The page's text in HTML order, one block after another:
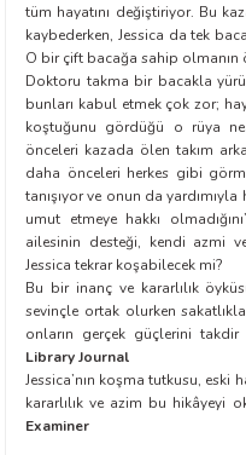
tüm hayatını değiştiriyor. Bu
kaybederken, Jessica da tek
O bir çift bacağa sahip olmanın
Doktoru takma bir bacakla
bunları kabul etmek çok zor;
koştuğunu gördüğü o rüya ne
önceleri kazada ölen takım
daha önceleri herkes gibi
tanışıyor ve onun da yardımıyla
umut etmeye hakkı
ailesinin desteği, kendi azmi
Jessica tekrar koşabilecek mi?
Bu bir inanç ve kararlılık
sevinçle ortak olurken
onların gerçek güçlerini takdir
Library Journal
Jessica’nın koşma tutkusu, eski
kararlılık ve azim bu hikâyeyi
Examiner